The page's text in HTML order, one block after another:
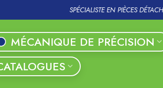
SPÉCIALISTE EN PIÈCES
MÉCANIQUE DE PRÉCISION